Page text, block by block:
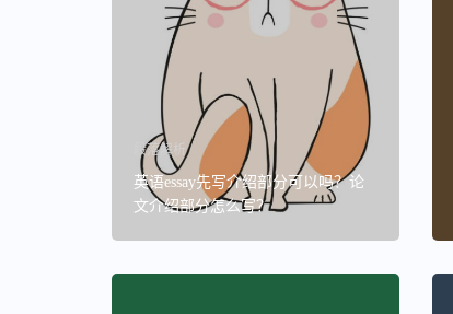
段落解析
英语essay先写介绍部分可以吗？论
文介绍部分怎么写？